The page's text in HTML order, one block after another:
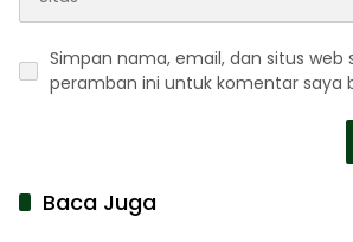
Simpan nama, email, dan situs web
peramban ini untuk komentar saya
Baca Juga